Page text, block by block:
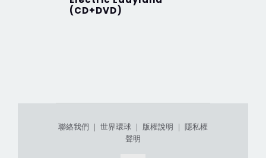
(CD+DVD)
聯絡我們 ｜ 世界環球 ｜ 版權說明 ｜ 隱私權
聲明